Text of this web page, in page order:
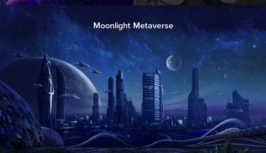
Moonlight Metaverse